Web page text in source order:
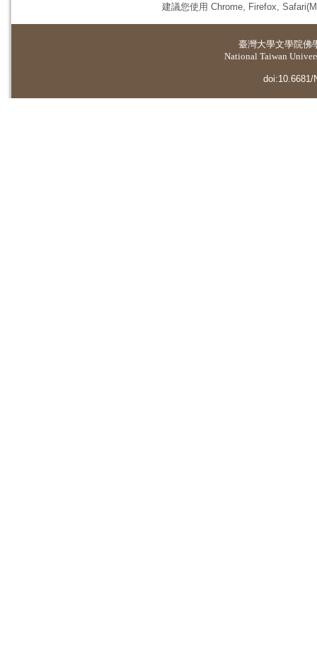
建議您使用 Chrome, Firefox,
臺灣大學文學院佛
National Taiwan
doi:10.6681/